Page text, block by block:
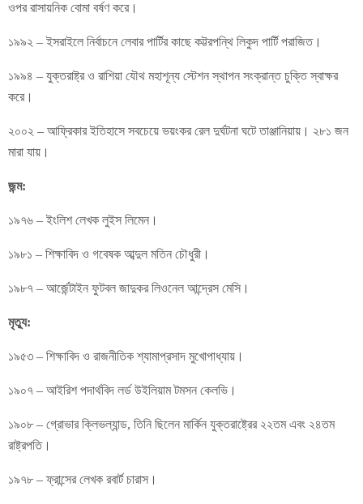
ওপর রাসায়নিক বোমা বর্ষণ করে।
১৯৯২ – ইসরাইলে নির্বাচনে লেবার পার্টির কাছে কট্টরপন্থি লিকুদ পার্টি পরাজিত।
১৯৯৪ – যুক্তরাষ্ট্র ও রাশিয়া যৌথ মহাশূন্য স্টেশন স্থাপন সংক্রান্ত চুক্তি স্বাক্ষর
করে।
২০০২ – আফ্রিকার ইতিহাসে সবচেয়ে ভয়ংকর রেল দুর্ঘটনা ঘটে তাঞ্জানিয়ায়। ২৮১ জন
মারা যায়।
জন্ম:
১৯৭৬ – ইংলিশ লেখক লুইস লিমেন।
১৯৮১ – শিক্ষাবিদ ও গবেষক আব্দুল মতিন চৌধুরী।
১৯৮৭ – আর্জেন্টাইন ফুটবল জাদুকর লিওনেল আন্দ্রেস মেসি।
মৃত্যু:
১৯৫৩ – শিক্ষাবিদ ও রাজনীতিক শ্যামাপ্রসাদ মুখোপাধ্যায়।
১৯০৭ – আইরিশ পদার্থবিদ লর্ড উইলিয়াম টমসন কেলভি।
১৯০৮ – গ্রোভার ক্লিভল্যান্ড, তিনি ছিলেন মার্কিন যুক্তরাষ্ট্রের ২২তম এবং ২৪তম
রাষ্ট্রপতি।
১৯৭৮ – ফ্রান্সের লেখক রবার্ট চারাস।